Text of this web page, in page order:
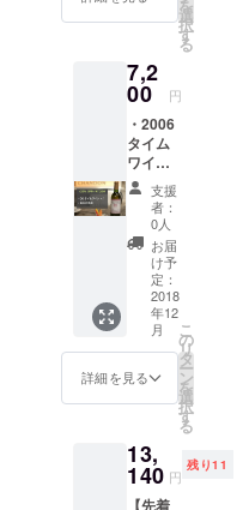
価格
25%OF
規販売
予定価
格:9,00
0円 ※送
料込
み）
を
選
択
す
る
7,2
00 円
・2006
タイム
ワイン
（白）
× 1本 ・
ご支援
へのお
礼の手
CAMPF
IRE特別
価格
20%OF
F （正
規販売
予定価
0円 ※送
料込
み）
支援
者：
0人
お届
け予
定：
2018
年12
月
詳細を見る
こ
の
リ
タ
ー
ン
を
選
択
す
る
13,
140 円
残り11
【先着